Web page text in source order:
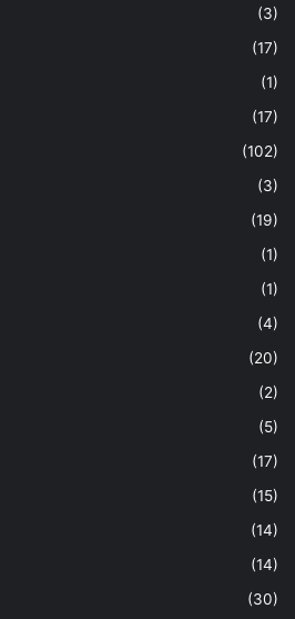
(3)
(17)
(1)
(17)
(102)
(3)
(19)
(1)
(1)
(4)
(20)
(2)
(5)
(17)
(15)
(14)
(14)
(30)